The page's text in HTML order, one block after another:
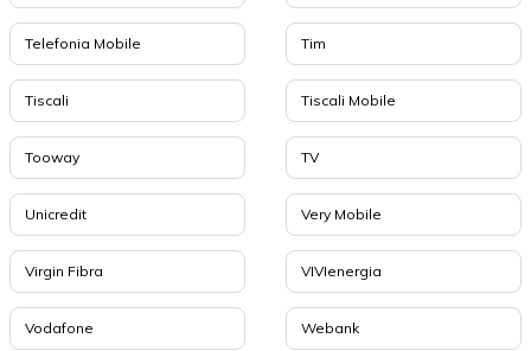
Telefonia Mobile Tim
Tiscali Tiscali Mobile
Tooway TV
Unicredit Very Mobile
Virgin Fibra VIVIenergia
Vodafone Webank